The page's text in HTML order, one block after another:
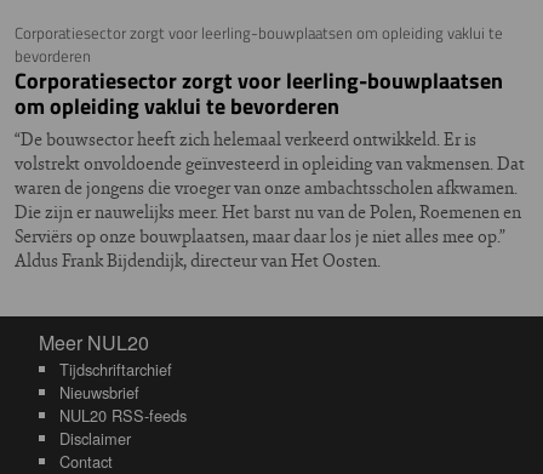
Corporatiesector zorgt voor leerling-bouwplaatsen om opleiding vaklui te
bevorderen
Corporatiesector zorgt voor leerling-bouwplaatsen
om opleiding vaklui te bevorderen
“De bouwsector heeft zich helemaal verkeerd ontwikkeld. Er is
volstrekt onvoldoende geïnvesteerd in opleiding van vakmensen. Dat
waren de jongens die vroeger van onze ambachtsscholen afkwamen.
Die zijn er nauwelijks meer. Het barst nu van de Polen, Roemenen en
Serviërs op onze bouwplaatsen, maar daar los je niet alles mee op.”
Aldus Frank Bijdendijk, directeur van Het Oosten.
Meer NUL20
Meer NUL20
Tijdschriftarchief
Nieuwsbrief
NUL20 RSS-feeds
Disclaimer
Contact